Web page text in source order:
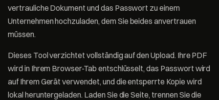
vertrauliche Dokument und das Passwort zu einem
Unternehmen hochzuladen, dem Sie beides anvertrauen
müssen.
Dieses Tool verzichtet vollständig auf den Upload. Ihre PDF
wird in Ihrem Browser-Tab entschlüsselt, das Passwort wird
auf Ihrem Gerät verwendet, und die entsperrte Kopie wird
lokal heruntergeladen. Laden Sie die Seite, trennen Sie die